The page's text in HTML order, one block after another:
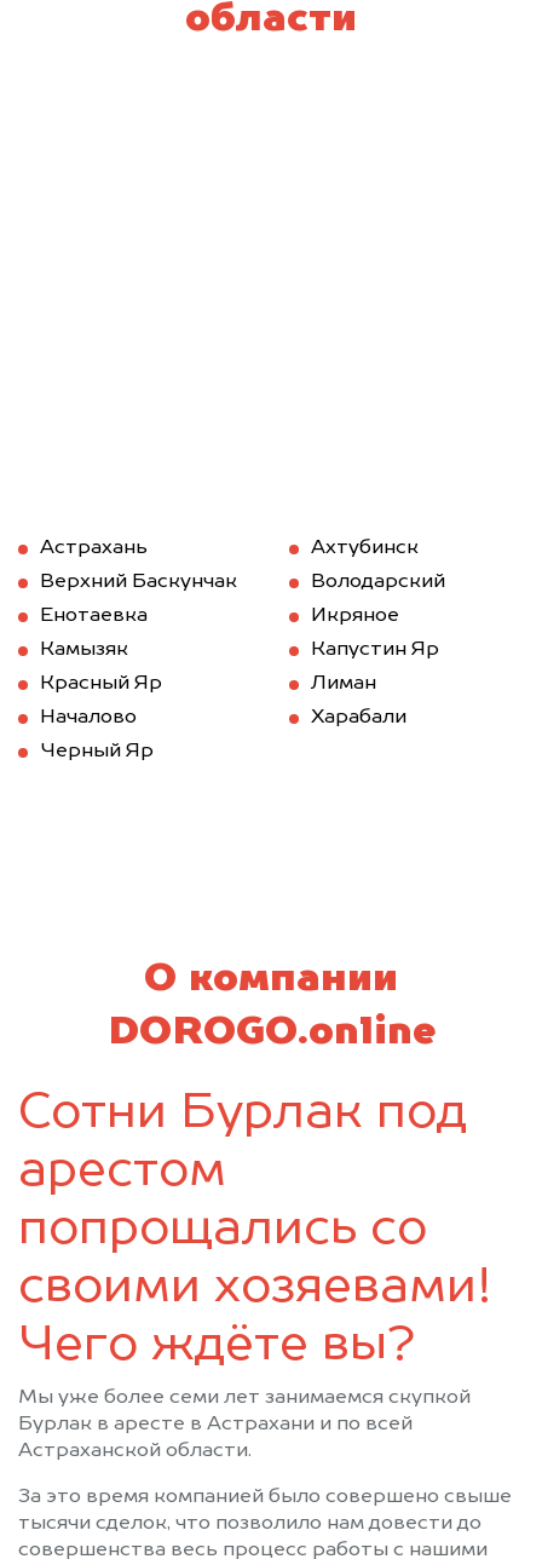
области
Астрахань
Ахтубинск
Верхний Баскунчак
Володарский
Енотаевка
Икряное
Камызяк
Капустин Яр
Красный Яр
Лиман
Началово
Харабали
Черный Яр
О компании
DOROGO.online
Сотни Бурлак под
арестом
попрощались со
своими хозяевами!
Чего ждёте вы?
Мы уже более семи лет занимаемся скупкой
Бурлак в аресте в Астрахани и по всей
Астраханской области.
За это время компанией было совершено свыше
тысячи сделок, что позволило нам довести до
совершенства весь процесс работы с нашими